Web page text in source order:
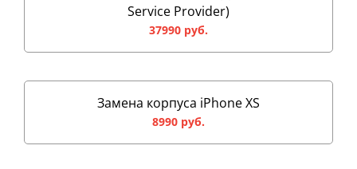
Service Provider)
37990 руб.
Замена корпуса iPhone XS
8990 руб.